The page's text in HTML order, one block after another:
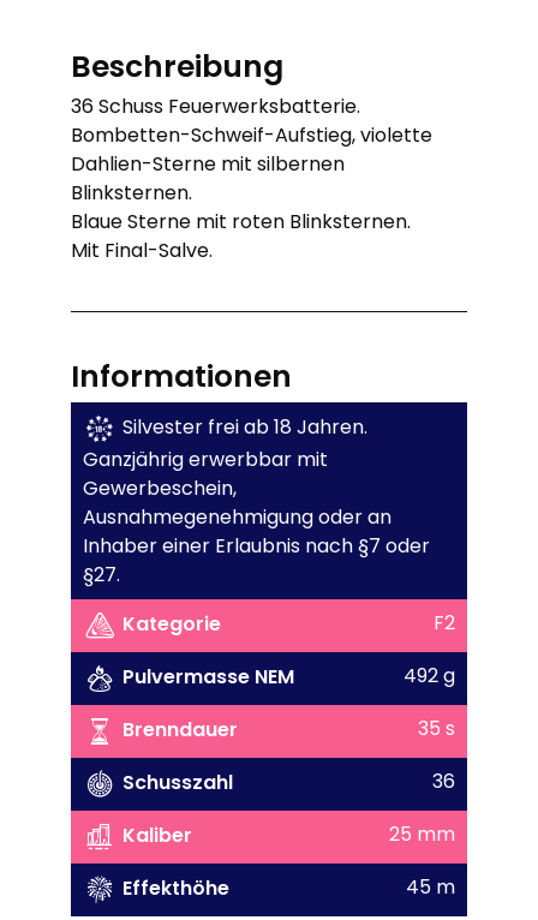
Beschreibung
36 Schuss Feuerwerksbatterie.
Bombetten-Schweif-Aufstieg, violette
Dahlien-Sterne mit silbernen
Blinksternen.
Blaue Sterne mit roten Blinksternen.
Mit Final-Salve.
Informationen
Silvester frei ab 18 Jahren.
Ganzjährig erwerbbar mit
Gewerbeschein,
Ausnahmegenehmigung oder an
Inhaber einer Erlaubnis nach §7 oder
§27.
Kategorie
F2
Pulvermasse NEM
492 g
Brenndauer
35 s
Schusszahl
36
Kaliber
25 mm
Effekthöhe
45 m